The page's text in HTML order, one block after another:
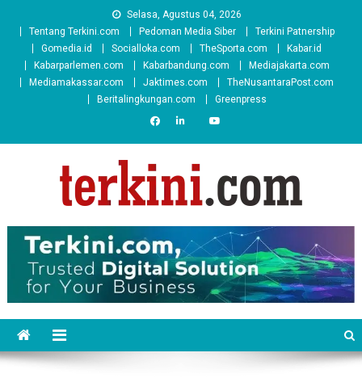
Selasa, Agustus 04, 2026
Tentang Terkini.com
Pedoman Media Siber
Terkini Patnership
Gomedia.id
Socialloka.com TheSporta.com
Kabar.id
Kabarparlemen.com
Kabarbandung.com
Mediajakarta.com
Mediamakassar.com
Jaktimes.com
TheNusantaraPost.com
Beritalingkungan.com
Greenpress